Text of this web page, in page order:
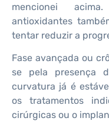
mencionei
antioxidantes
tentar reduzir a
Fase avançada ou
se pela presença
curvatura já é
os tratamentos
cirúrgicas ou o